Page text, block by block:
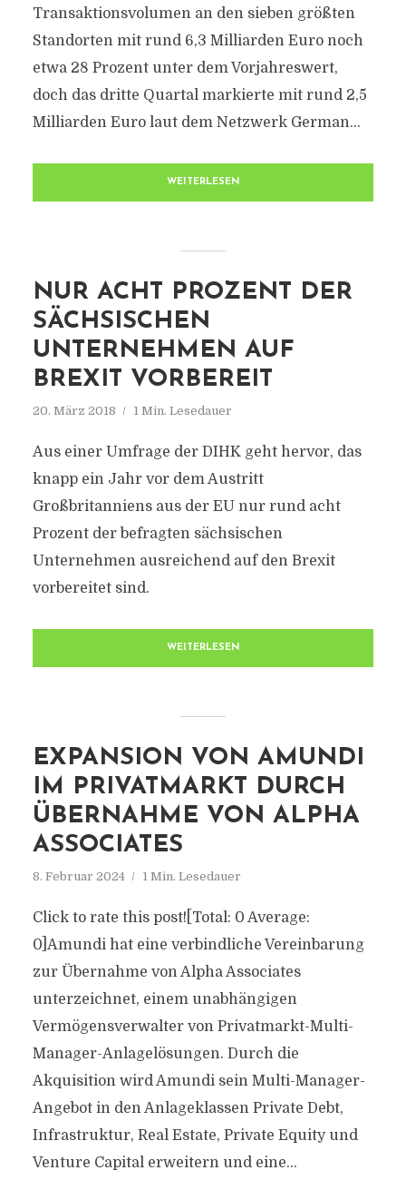
Transaktionsvolumen an den sieben größten
Standorten mit rund 6,3 Milliarden Euro noch
etwa 28 Prozent unter dem Vorjahreswert,
doch das dritte Quartal markierte mit rund 2,5
Milliarden Euro laut dem Netzwerk German...
WEITERLESEN
NUR ACHT PROZENT DER
SÄCHSISCHEN
UNTERNEHMEN AUF
BREXIT VORBEREIT
20. März 2018 1 Min. Lesedauer
Aus einer Umfrage der DIHK geht hervor, das
knapp ein Jahr vor dem Austritt
Großbritanniens aus der EU nur rund acht
Prozent der befragten sächsischen
Unternehmen ausreichend auf den Brexit
vorbereitet sind.
WEITERLESEN
EXPANSION VON AMUNDI
IM PRIVATMARKT DURCH
ÜBERNAHME VON ALPHA
ASSOCIATES
8. Februar 2024 1 Min. Lesedauer
Click to rate this post![Total: 0 Average:
0]Amundi hat eine verbindliche Vereinbarung
zur Übernahme von Alpha Associates
unterzeichnet, einem unabhängigen
Vermögensverwalter von Privatmarkt-Multi-
Manager-Anlagelösungen. Durch die
Akquisition wird Amundi sein Multi-Manager-
Angebot in den Anlageklassen Private Debt,
Infrastruktur, Real Estate, Private Equity und
Venture Capital erweitern und eine...